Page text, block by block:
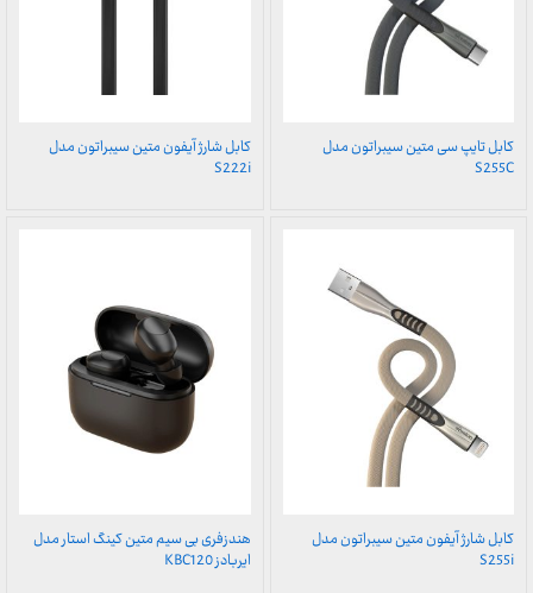
کابل تایپ سی متین سیبراتون مدل
S255C
کابل شارژ آیفون متین سیبراتون مدل
S222i
کابل شارژ آیفون متین سیبراتون مدل
S255i
هندزفری بی سیم متین کینگ استار مدل
ایربادز KBC120